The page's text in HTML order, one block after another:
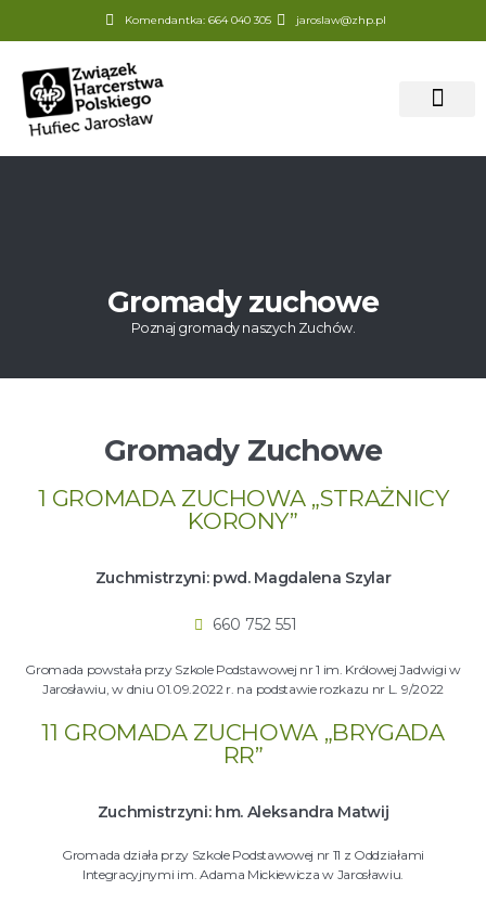
Komendantka: 664 040 305 jaroslaw@zhp.pl
Gromady zuchowe
Poznaj gromady naszych Zuchów.
Gromady Zuchowe
1 GROMADA ZUCHOWA „STRAŻNICY
KORONY”
Zuchmistrzyni: pwd. Magdalena Szylar
660 752 551
Gromada powstała przy Szkole Podstawowej nr 1 im. Królowej Jadwigi w
Jarosławiu, w dniu 01.09.2022 r. na podstawie rozkazu nr L. 9/2022
11 GROMADA ZUCHOWA „BRYGADA
RR”
Zuchmistrzyni: hm. Aleksandra Matwij
Gromada działa przy Szkole Podstawowej nr 11 z Oddziałami
Integracyjnymi im. Adama Mickiewicza w Jarosławiu.